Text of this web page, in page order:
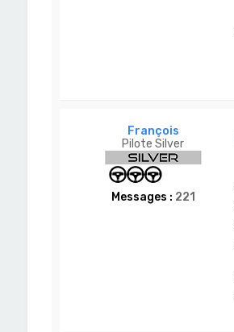
François
Pilote Silver
Messages : 221